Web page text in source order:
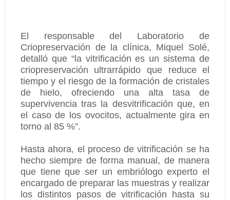
El responsable del Laboratorio de
Criopreservación de la clínica, Miquel Solé,
detalló que “la vitrificación es un sistema de
criopreservación ultrarrápido que reduce el
tiempo y el riesgo de la formación de cristales
de hielo, ofreciendo una alta tasa de
supervivencia tras la desvitrificación que, en
el caso de los ovocitos, actualmente gira en
torno al 85 %”.
Hasta ahora, el proceso de vitrificación se ha
hecho siempre de forma manual, de manera
que tiene que ser un embriólogo experto el
encargado de preparar las muestras y realizar
los distintos pasos de vitrificación hasta su